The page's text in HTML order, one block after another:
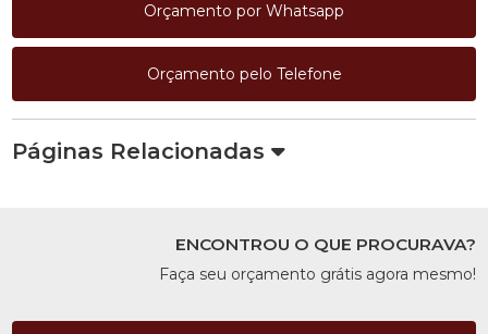
Orçamento por Whatsapp
Orçamento pelo Telefone
Páginas Relacionadas
ENCONTROU O QUE PROCURAVA?
Faça seu orçamento grátis agora mesmo!